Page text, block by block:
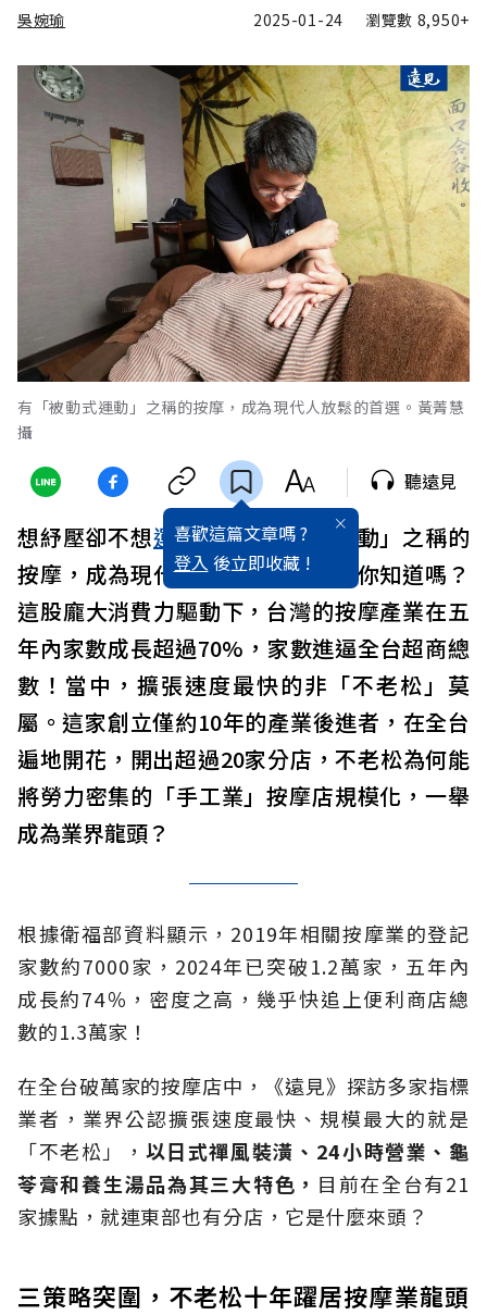
吳婉瑜 2025-01-24 瀏覽數 8,950+
有「被動式運動」之稱的按摩，成為現代人放鬆的首選。黃菁慧
攝
喜歡這篇文章嗎 ?
登入 後立即收藏 !
聽遠見
想紓壓卻不想運動？有「被動式運動」之稱的
按摩，成為現代人放鬆的首選。但你知道嗎？
這股龐大消費力驅動下，台灣的按摩產業在五
年內家數成長超過70%，家數進逼全台超商總
數！當中，擴張速度最快的非「不老松」莫
屬。這家創立僅約10年的產業後進者，在全台
遍地開花，開出超過20家分店，不老松為何能
將勞力密集的「手工業」按摩店規模化，一舉
成為業界龍頭？
根據衛福部資料顯示，2019年相關按摩業的登記
家數約7000家，2024年已突破1.2萬家，五年內
成長約74％，密度之高，幾乎快追上便利商店總
數的1.3萬家！
在全台破萬家的按摩店中，《遠見》探訪多家指標
業者，業界公認擴張速度最快、規模最大的就是
「不老松」， 以日式禪風裝潢、24小時營業、龜
苓膏和養生湯品為其三大特色， 目前在全台有21
家據點，就連東部也有分店，它是什麼來頭？
三策略突圍，不老松十年躍居按摩業龍頭